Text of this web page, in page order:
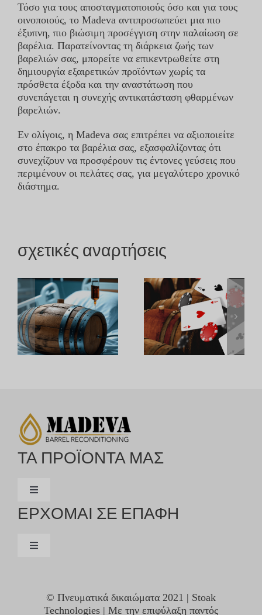
Τόσο για τους αποσταγματοποιούς όσο και για τους
οινοποιούς, το Madeva αντιπροσωπεύει μια πιο
έξυπνη, πιο βιώσιμη προσέγγιση στην παλαίωση σε
βαρέλια. Παρατείνοντας τη διάρκεια ζωής των
βαρελιών σας, μπορείτε να επικεντρωθείτε στη
δημιουργία εξαιρετικών προϊόντων χωρίς τα
πρόσθετα έξοδα και την αναστάτωση που
συνεπάγεται η συνεχής αντικατάσταση φθαρμένων
βαρελιών.
Εν ολίγοις, η Madeva σας επιτρέπει να αξιοποιείτε
στο έπακρο τα βαρέλια σας, εξασφαλίζοντας ότι
συνεχίζουν να προσφέρουν τις έντονες γεύσεις που
περιμένουν οι πελάτες σας, για μεγαλύτερο χρονικό
διάστημα.
σχετικές αναρτήσεις
ΤΑ ΠΡΟΪΟΝΤΑ ΜΑΣ
Εναλλαγή
ΔΙΑΤΗΡΏ
ΕΡΧΟΜΑΙ ΣΕ ΕΠΑΦΗ
Εναλλαγή
© Πνευματικά δικαιώματα 2021 | Stoak
Technologies | Με την επιφύλαξη παντός